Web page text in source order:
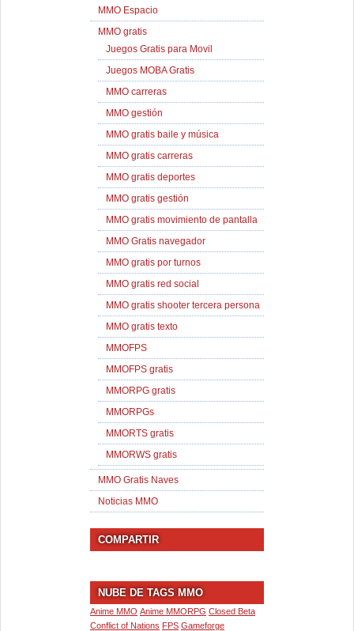
MMO Espacio
MMO gratis
Juegos Gratis para Movil
Juegos MOBA Gratis
MMO carreras
MMO gestión
MMO gratis baile y música
MMO gratis carreras
MMO gratis deportes
MMO gratis gestión
MMO gratis movimiento de pantalla
MMO Gratis navegador
MMO gratis por turnos
MMO gratis red social
MMO gratis shooter tercera persona
MMO gratis texto
MMOFPS
MMOFPS gratis
MMORPG gratis
MMORPGs
MMORTS gratis
MMORWS gratis
MMO Gratis Naves
Noticias MMO
COMPARTIR
NUBE DE TAGS MMO
Anime MMO Anime MMORPG Closed Beta
Conflict of Nations FPS Gameforge